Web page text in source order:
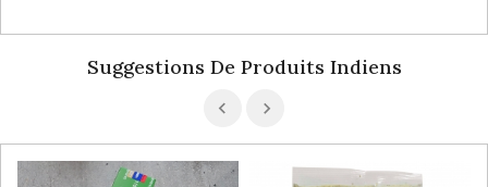
Suggestions De Produits Indiens